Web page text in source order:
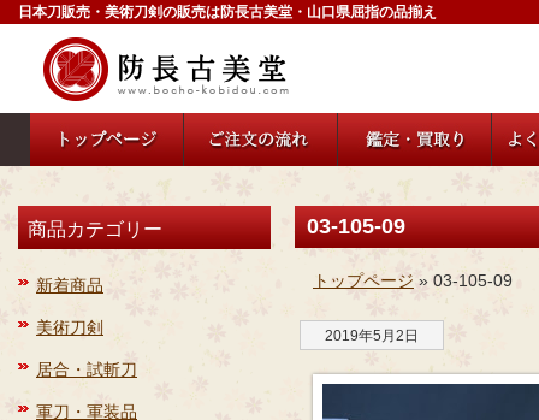
日本刀販売・美術刀剣の販売は防長古美堂・山口県屈指の品揃え
商品カテゴリー
新着商品
美術刀剣
居合・試斬刀
軍刀・軍装品
03-105-09
トップページ » 03-105-09
2019年5月2日